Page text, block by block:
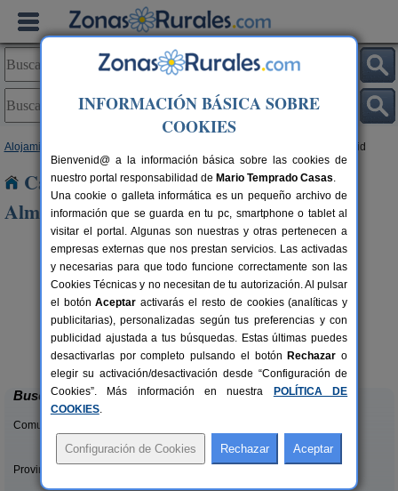
Alojamientos > Algimia de Almonacid
Casas Rurales cerca de Algimia de
Almonacid
6 pers.
desde20 €
Casa Rural Barbera
Les Coves de Vinromá (Castellón)
Buscar
Comunidades:
Provincias/Islas:
INFORMACIÓN BÁSICA SOBRE
COOKIES
Bienvenid@ a la información básica sobre las cookies de
nuestro portal responsabilidad de Mario Temprado Casas.
Una cookie o galleta informática es un pequeño archivo de
información que se guarda en tu pc, smartphone o tablet al
visitar el portal. Algunas son nuestras y otras pertenecen a
empresas externas que nos prestan servicios. Las activadas
y necesarias para que todo funcione correctamente son las
Cookies Técnicas y no necesitan de tu autorización. Al pulsar
el botónAceptar activarás el resto de cookies (analíticas y
publicitarias), personalizadas según tus preferencias y con
publicidad ajustada a tus búsquedas. Estas últimas puedes
desactivarlas por completo pulsando el botón Rechazar o
elegir su activación/desactivación desde “Configuración de
Cookies”. Más información en nuestra
POLÍTICA DE
COOKIES.